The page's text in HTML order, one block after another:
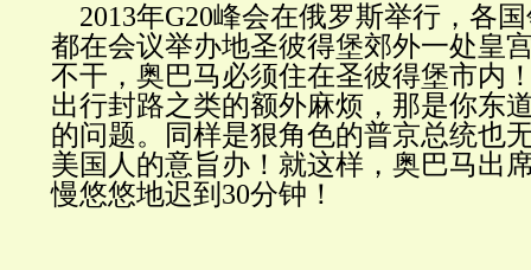
2013年G20峰会在俄罗斯举行，各
都在会议举办地圣彼得堡郊外一处皇
不干，奥巴马必须住在圣彼得堡市内
出行封路之类的额外麻烦，那是你东
的问题。同样是狠角色的普京总统也
美国人的意旨办！就这样，奥巴马出
慢悠悠地迟到30分钟！